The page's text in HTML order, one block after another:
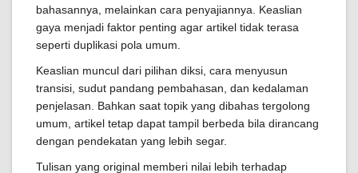
bahasannya, melainkan cara penyajiannya. Keaslian
gaya menjadi faktor penting agar artikel tidak terasa
seperti duplikasi pola umum.
Keaslian muncul dari pilihan diksi, cara menyusun
transisi, sudut pandang pembahasan, dan kedalaman
penjelasan. Bahkan saat topik yang dibahas tergolong
umum, artikel tetap dapat tampil berbeda bila dirancang
dengan pendekatan yang lebih segar.
Tulisan yang original memberi nilai lebih terhadap